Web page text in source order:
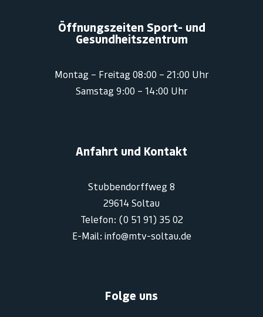
Öffnungszeiten Sport- und
Gesundheitszentrum
Montag – Freitag 08:00 – 21:00 Uhr
Samstag 9:00 – 14:00 Uhr
Anfahrt und Kontakt
Stubbendorffweg 8
29614 Soltau
Telefon: (0 51 91) 35 02
E-Mail: info@mtv-soltau.de
Folge uns